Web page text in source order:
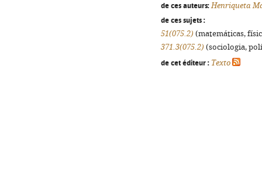
de ces auteurs: Henriqueta
de ces sujets :
51(075.2) (matemáticas,
371.3(075.2) (sociologia,
de cet éditeur : Texto